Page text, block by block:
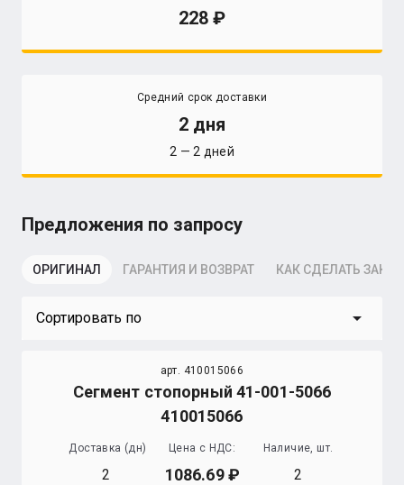
228
Средний срок доставки
2 дня
2 — 2 дней
Предложения по запросу
ОРИГИНАЛ ГАРАНТИЯ И ВОЗВРАТ КАК СДЕЛАТЬ
Сортировать по arrow_drop_down
арт. 410015066
Сегмент стопорный 41-001-5066
410015066
Доставка (дн)
2
Цена с НДС:
1086.69
Наличие, шт.
2